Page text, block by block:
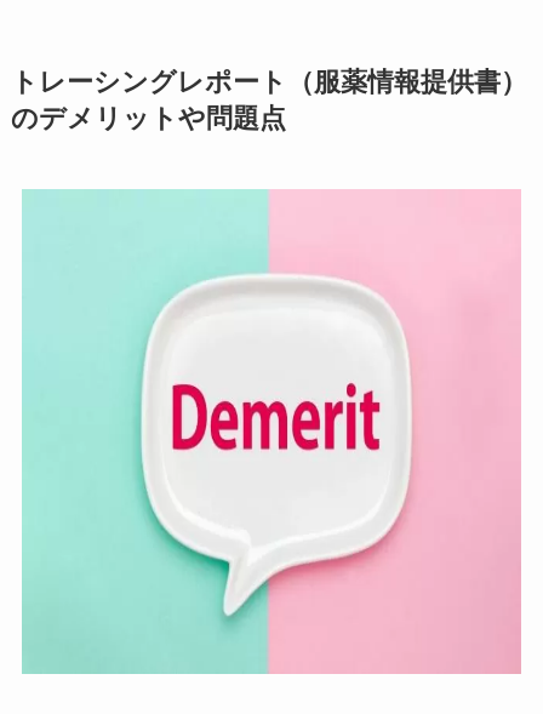
トレーシングレポート（服薬情報提供書）
のデメリットや問題点